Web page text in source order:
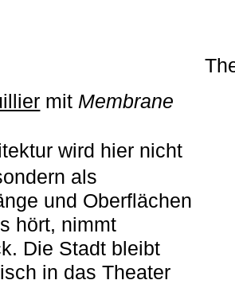
mit ­ Membrane
wird hier nicht
als
und Oberflächen
hört, nimmt
Die Stadt bleibt
in das Theater